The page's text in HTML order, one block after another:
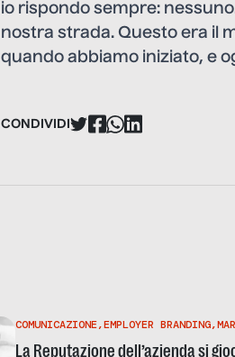
io rispondo sempre:
nostra strada. Questo era il
quando abbiamo iniziato, e
CONDIVIDI
COMUNICAZIONE,EMPLOYER BRANDING,
La Reputazione dell’azienda si